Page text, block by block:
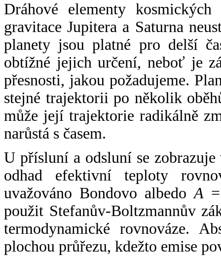
Dráhové elementy
gravitace Jupitera a Saturna
planety jsou platné pro delší
obtížné jejich určení, neboť je
přesnosti, jakou požadujeme.
stejné trajektorii po několik
může její trajektorie radikálně
narůstá s časem.
U přísluní a odsluní se
odhad efektivní teploty
uvažováno Bondovo albedoA
použit Stefanův-Boltzmannův
termodynamické rovnováze.
plochou průřezu, kdežto emise